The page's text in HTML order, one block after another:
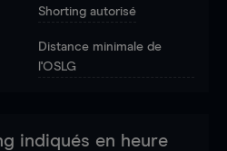
Shorting autorisé
Distance minimale de
l'OSLG
indiqués en heure